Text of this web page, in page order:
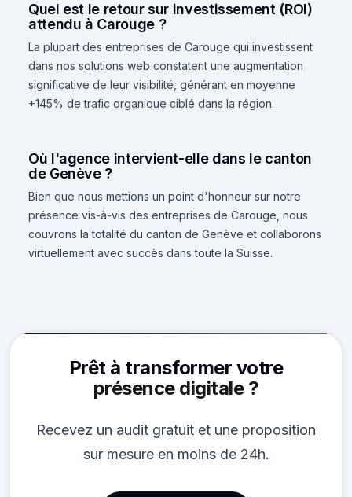
Quel est le retour sur investissement (ROI)
attendu à Carouge ?
La plupart des entreprises de Carouge qui investissent
dans nos solutions web constatent une augmentation
significative de leur visibilité, générant en moyenne
+145% de trafic organique ciblé dans la région.
Où l'agence intervient-elle dans le canton
de Genève ?
Bien que nous mettions un point d'honneur sur notre
présence vis-à-vis des entreprises de Carouge, nous
couvrons la totalité du canton de Genève et collaborons
virtuellement avec succès dans toute la Suisse.
Prêt à transformer votre
présence digitale ?
Recevez un audit gratuit et une proposition
sur mesure en moins de 24h.